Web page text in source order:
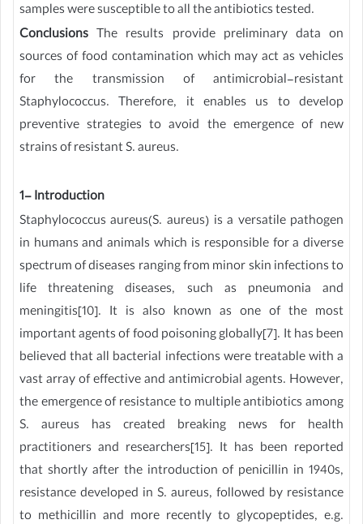
samples were susceptible to all the antibiotics tested.
ConclusionsThe results provide preliminary data on
sources of food contamination which may act as vehicles
for the transmission of antimicrobial-resistant
Staphylococcus. Therefore, it enables us to develop
preventive strategies to avoid the emergence of new
strains of resistant S. aureus.
1- Introduction
Staphylococcus aureus(S. aureus) is a versatile pathogen
in humans and animals which is responsible for a diverse
spectrum of diseases ranging from minor skin infections to
life threatening diseases, such as pneumonia and
meningitis[10]. It is also known as one of the most
important agents of food poisoning globally[7]. It has been
believed that all bacterial infections were treatable with a
vast array of effective and antimicrobial agents. However,
the emergence of resistance to multiple antibiotics among
S. aureus has created breaking news for health
practitioners and researchers[15]. It has been reported
that shortly after the introduction of penicillin in 1940s,
resistance developed in S. aureus, followed by resistance
to methicillin and more recently to glycopeptides, e.g.